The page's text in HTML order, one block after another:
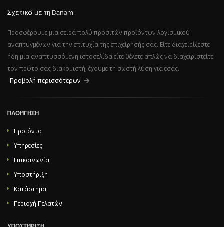
Σχετικά με τη Danami
Προσφέρουμε μια σειρά πολύ προσιτών προϊόντων λογισμικού
αναπτυγμένων για την επιτυχία της επιχείρησής σας. Είτε διαχειρίζεστε
ήδη μια αναπτυσσόμενη ιστοσελίδα είτε θέλετε απλώς να διαχειριστείτε
τον πρώτο σας διακομιστή, έχουμε τη σωστή λύση για εσάς.
Προβολή περισσότερων
ΠΛΟΉΓΗΣΗ
Προϊόντα
Υπηρεσίες
Επικοινωνία
Υποστήριξη
Κατάστημα
Περιοχή Πελατών